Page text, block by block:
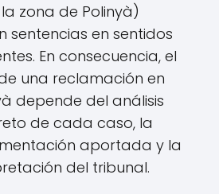
zona de Polinyà)
sentencias en sentidos
En consecuencia, el
una reclamación en
depende del análisis
de cada caso, la
aportada y la
del tribunal.